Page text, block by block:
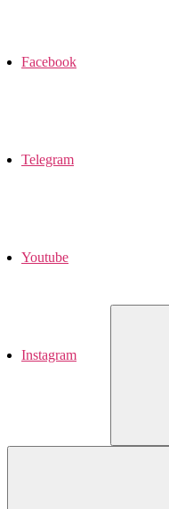
Facebook
Telegram
Youtube
Instagram